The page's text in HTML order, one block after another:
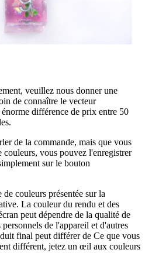
veuillez nous donner une
de connaître le vecteur
différence de prix entre 50
de la commande, mais que vous
couleurs, vous pouvez l'enregistrer
sur le bouton
couleurs présentée sur la
La couleur du rendu et des
peut dépendre de la qualité de
de l'appareil et d'autres
final peut différer de Ce que vous
différent, jetez un œil aux couleurs